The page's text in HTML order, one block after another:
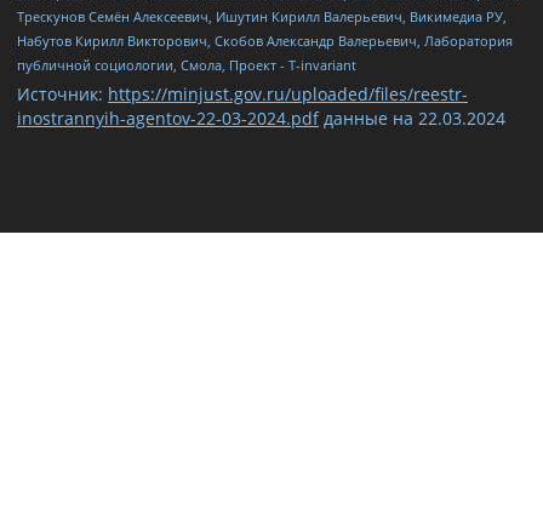
Источник: https://minjust.gov.ru/uploaded/files/reestr-
inostrannyih-agentov-22-03-2024.pdfданные на 22.03.2024